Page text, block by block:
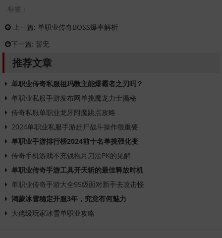
标签：
上一篇: 单职业传奇BOSS爆率解析
下一篇: 暂无
推荐文章
单职业传奇私服祖玛教主能爆霸者之刃吗？
单职业私服手游发布网单挑魔龙力士揭秘
传奇私服单职业龙牙附魔跳点攻略
2024单职业私服手游赶尸战斗操作很重要
单职业手游排行榜2024前十名单挑强化变
传奇手机游戏不充钱抱月刀法PK的见解
单职业传奇手游工具开天斩的最佳释放时机
单职业传奇手游大全95级面对新手去攻击怪
鸿蒙冰雪稳定开服3年，究竟有何魅力
大佬级玩家冰雪单职业攻略